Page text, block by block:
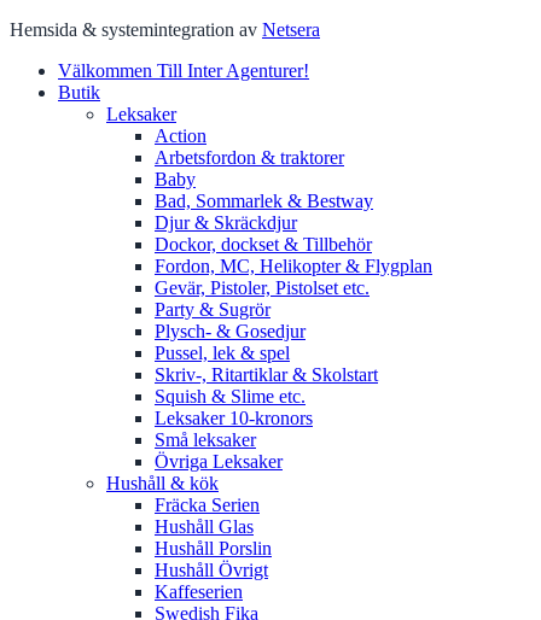
Hemsida & systemintegration av Netsera
Välkommen Till Inter Agenturer!
Butik
Leksaker
Action
Arbetsfordon & traktorer
Baby
Bad, Sommarlek & Bestway
Djur & Skräckdjur
Dockor, dockset & Tillbehör
Fordon, MC, Helikopter & Flygplan
Gevär, Pistoler, Pistolset etc.
Party & Sugrör
Plysch- & Gosedjur
Pussel, lek & spel
Skriv-, Ritartiklar & Skolstart
Squish & Slime etc.
Leksaker 10-kronors
Små leksaker
Övriga Leksaker
Hushåll & kök
Fräcka Serien
Hushåll Glas
Hushåll Porslin
Hushåll Övrigt
Kaffeserien
Swedish Fika